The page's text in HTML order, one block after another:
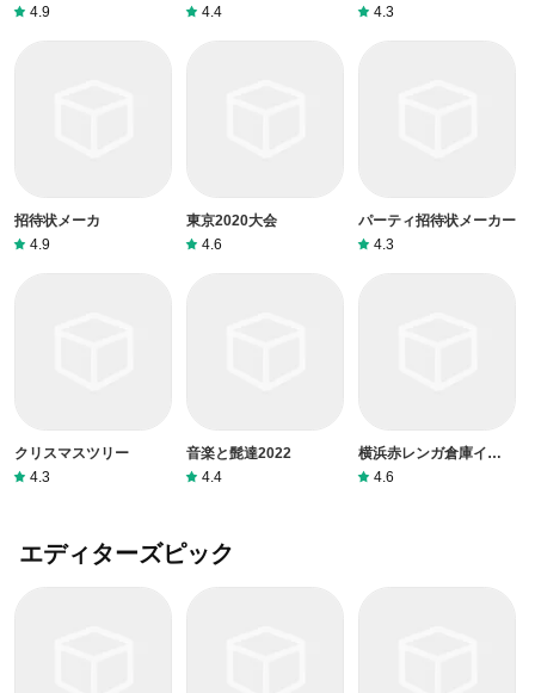
4.9
4.4
4.3
招待状メーカ
4.9
東京2020大会
4.6
パーティ招待状メーカー
4.3
クリスマスツリー
4.3
音楽と髭達2022
4.4
横浜赤レンガ倉庫イベン
ト 4.6
エディターズピック